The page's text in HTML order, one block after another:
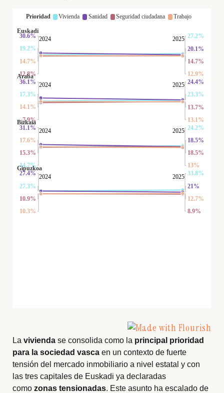
Lavivienda se consolida como la principal prioridad
para la sociedad vasca en un contexto de fuerte
tensión del mercado inmobiliario a nivel estatal y con
las tres capitales de Euskadi ya declaradas
comozonas tensionadas. Este asunto ha escalado de